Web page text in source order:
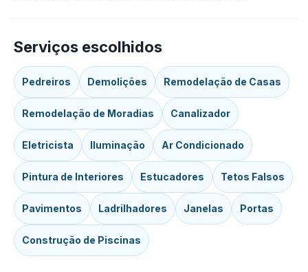
Serviços escolhidos
Pedreiros Demolições Remodelação de Casas
Remodelação de Moradias Canalizador
Eletricista Iluminação Ar Condicionado
Pintura de Interiores Estucadores Tetos Falsos
Pavimentos Ladrilhadores Janelas Portas
Construção de Piscinas